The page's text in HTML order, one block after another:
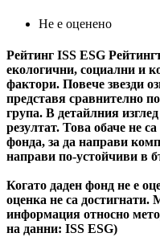
Не е оценено
Рейтинг ISS ESG
екологични, социални и
фактори. Повече звезди
представя сравнително
група. В детайлния
резултат. Това обаче не
фонда, за да направи
направи по-устойчиви в
Когато даден фонд не е
оценка не са достигнати.
информация относно
на данни: ISS ESG)